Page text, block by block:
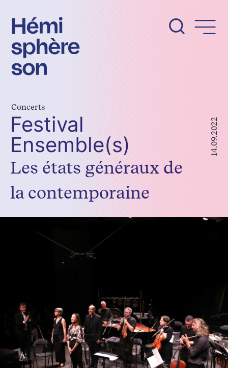
contenu
Concerts
Festival
Ensemble(s)
Les états généraux de
la contemporaine
14.09.2022